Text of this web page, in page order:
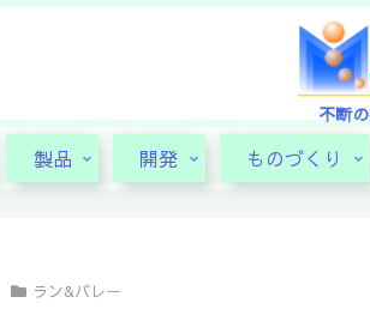
不断
製品 開発 ものづくり
ラン&バレー